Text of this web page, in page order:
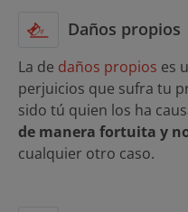
Daños propios
La de daños propios es
perjuicios que sufra tu
sido tú quien los ha
de manera fortuita y
cualquier otro caso.